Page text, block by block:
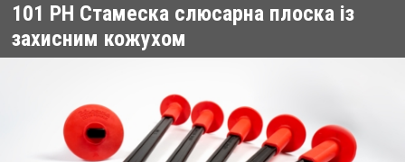
101 PH Стамеска слюсарна плоска із
захисним кожухом